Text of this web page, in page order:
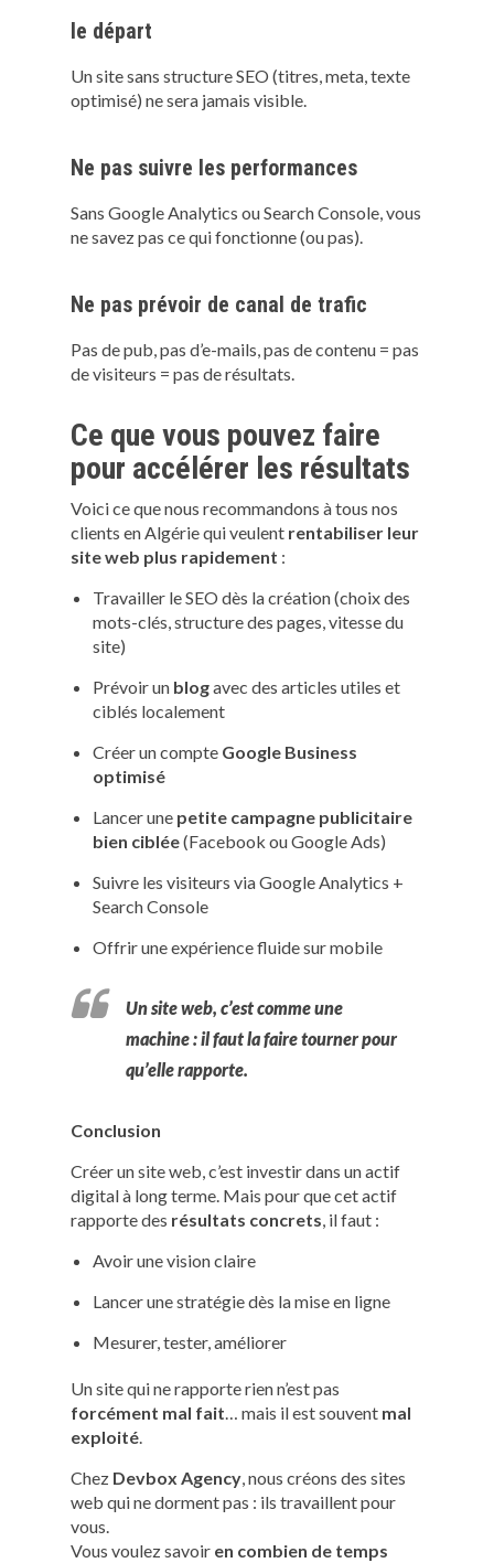
le départ
Un site sans structure SEO (titres, meta, texte
optimisé) ne sera jamais visible.
Ne pas suivre les performances
Sans Google Analytics ou Search Console, vous
ne savez pas ce qui fonctionne (ou pas).
Ne pas prévoir de canal de trafic
Pas de pub, pas d’e-mails, pas de contenu = pas
de visiteurs = pas de résultats.
Ce que vous pouvez faire
pour accélérer les résultats
Voici ce que nous recommandons à tous nos
clients en Algérie qui veulent rentabiliser leur
site web plus rapidement :
Travailler le SEO dès la création (choix des
mots-clés, structure des pages, vitesse du
site)
Prévoir un blogavec des articles utiles et
ciblés localement
Créer un compte Google Business
optimisé
Lancer une petite campagne publicitaire
bien ciblée(Facebook ou Google Ads)
Suivre les visiteurs via Google Analytics +
Search Console
Offrir une expérience fluide sur mobile
Un site web, c’est comme une
machine :il faut la faire tournerpour
qu’elle rapporte.
Conclusion
Créer un site web, c’est investir dans un actif
digital à long terme. Mais pour que cet actif
rapporte des résultats concrets, il faut :
Avoir une vision claire
Lancer une stratégie dès la mise en ligne
Mesurer, tester, améliorer
Un site qui ne rapporte rien n’est pas
forcément mal fait… mais il est souvent mal
exploité.
Chez Devbox Agency, nous créons des sites
web qui ne dorment pas : ils travaillent pour
vous.
Vous voulez savoir en combien de temps